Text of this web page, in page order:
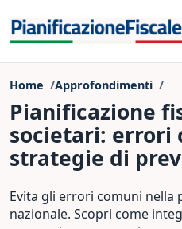
Home Approfondimenti
Pianificazione
societari: errori
strategie di
Evita gli errori comuni nella
nazionale. Scopri come